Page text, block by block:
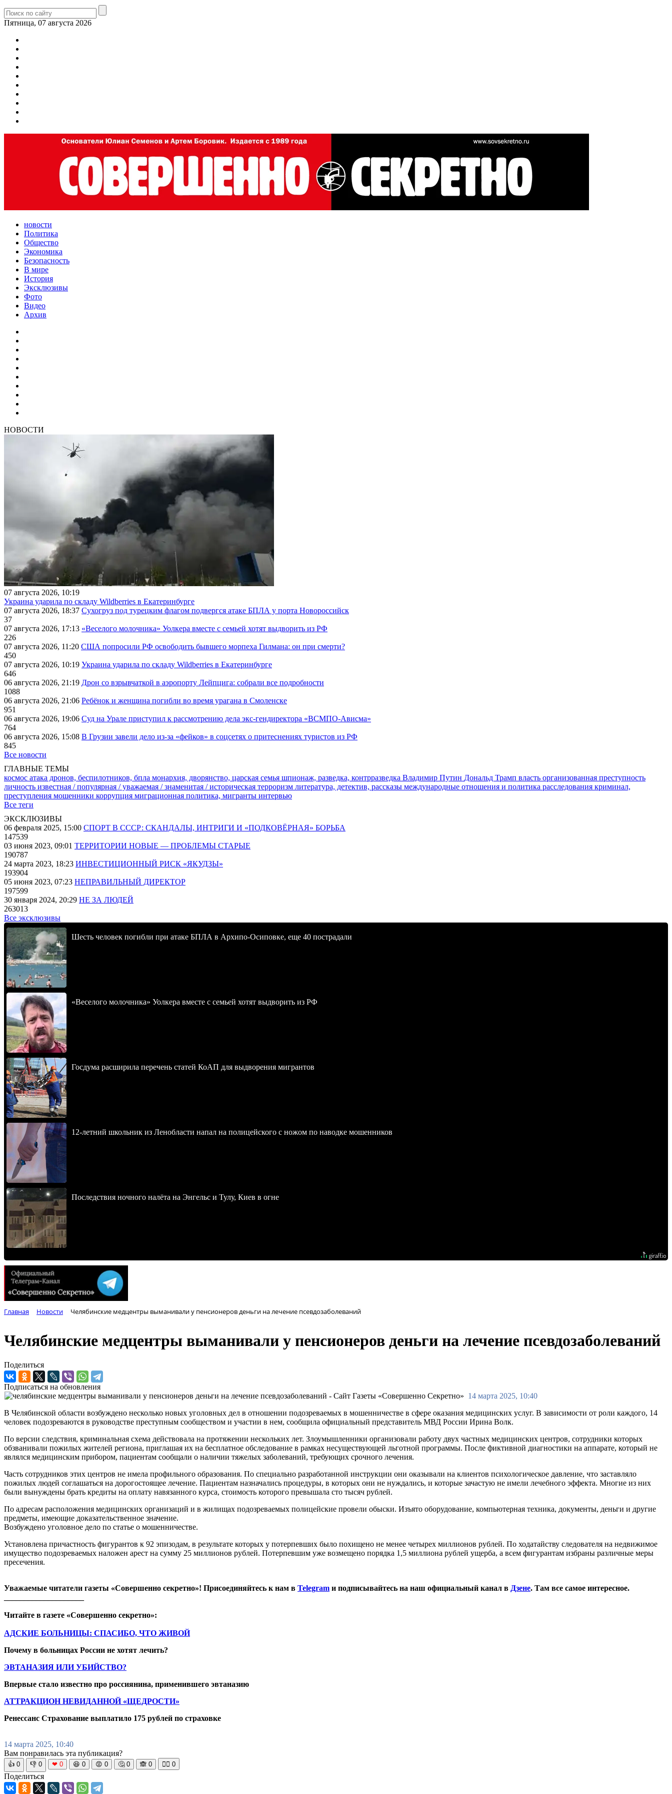
Пятница, 07 августа 2026
новости
Политика
Общество
Экономика
Безопасность
В мире
История
Эксклюзивы
Фото
Видео
Архив
НОВОСТИ
07 августа 2026, 10:19
Украина ударила по складу Wildberries в Екатеринбурге
07 августа 2026, 18:37 Сухогруз под турецким флагом подвергся атаке БПЛА у порта Новороссийск
37
07 августа 2026, 17:13 «Веселого молочника» Уолкера вместе с семьей хотят выдворить из РФ
226
07 августа 2026, 11:20 США попросили РФ освободить бывшего морпеха Гилмана: он при смерти?
450
07 августа 2026, 10:19 Украина ударила по складу Wildberries в Екатеринбурге
646
06 августа 2026, 21:19 Дрон со взрывчаткой в аэропорту Лейпцига: собрали все подробности
1088
06 августа 2026, 21:06 Ребёнок и женщина погибли во время урагана в Смоленске
951
06 августа 2026, 19:06 Суд на Урале приступил к рассмотрению дела экс-гендиректора «ВСМПО-Ависма»
764
06 августа 2026, 15:08 В Грузии завели дело из-за «фейков» в соцсетях о притеснениях туристов из РФ
845
Все новости
ГЛАВНЫЕ ТЕМЫ
космос атака дронов, беспилотников, бпла монархия, дворянство, царская семья шпионаж, разведка, контрразведка Владимир Путин Дональд Трамп власть организованная преступность
личность известная / популярная / уважаемая / знаменитая / историческая терроризм литература, детектив, рассказы международные отношения и политика расследования криминал,
преступления мошенники коррупция миграционная политика, мигранты интервью
Все теги
ЭКСКЛЮЗИВЫ
06 февраля 2025, 15:00 СПОРТ В СССР: СКАНДАЛЫ, ИНТРИГИ И «ПОДКОВЁРНАЯ» БОРЬБА
147539
03 июня 2023, 09:01 ТЕРРИТОРИИ НОВЫЕ — ПРОБЛЕМЫ СТАРЫЕ
190787
24 марта 2023, 18:23 ИНВЕСТИЦИОННЫЙ РИСК «ЯКУДЗЫ»
193904
05 июня 2023, 07:23 НЕПРАВИЛЬНЫЙ ДИРЕКТОР
197599
30 января 2024, 20:29 НЕ ЗА ЛЮДЕЙ
263013
Все эксклюзивы
Шесть человек погибли при атаке БПЛА в Архипо-Осиповке, еще 40 пострадали
«Веселого молочника» Уолкера вместе с семьей хотят выдворить из РФ
Госдума расширила перечень статей КоАП для выдворения мигрантов
12-летний школьник из Ленобласти напал на полицейского с ножом по наводке мошенников
Последствия ночного налёта на Энгельс и Тулу, Киев в огне
Главная Новости Челябинские медцентры выманивали у пенсионеров деньги на лечение псевдозаболеваний
Челябинские медцентры выманивали у пенсионеров деньги на лечение псевдозаболеваний
Поделиться
Подписаться на обновления
14 марта 2025, 10:40
В Челябинской области возбуждено несколько новых уголовных дел в отношении подозреваемых в мошенничестве в сфере оказания медицинских услуг. В зависимости от роли каждого, 14
человек подозреваются в руководстве преступным сообществом и участии в нем, сообщила официальный представитель МВД России Ирина Волк.
По версии следствия, криминальная схема действовала на протяжении нескольких лет. Злоумышленники организовали работу двух частных медицинских центров, сотрудники которых
обзванивали пожилых жителей региона, приглашая их на бесплатное обследование в рамках несуществующей льготной программы. После фиктивной диагностики на аппарате, который не
являлся медицинским прибором, пациентам сообщали о наличии тяжелых заболеваний, требующих срочного лечения.
Часть сотрудников этих центров не имела профильного образования. По специально разработанной инструкции они оказывали на клиентов психологическое давление, что заставляло
пожилых людей соглашаться на дорогостоящее лечение. Пациентам назначались процедуры, в которых они не нуждались, и которые зачастую не имели лечебного эффекта. Многие из них
были вынуждены брать кредиты на оплату навязанного курса, стоимость которого превышала сто тысяч рублей.
По адресам расположения медицинских организаций и в жилищах подозреваемых полицейские провели обыски. Изъято оборудование, компьютерная техника, документы, деньги и другие
предметы, имеющие доказательственное значение.
Возбуждено уголовное дело по статье о мошенничестве.
Установлена причастность фигурантов к 92 эпизодам, в результате которых у потерпевших было похищено не менее четырех миллионов рублей. По ходатайству следователя на недвижимое
имущество подозреваемых наложен арест на сумму 25 миллионов рублей. Потерпевшим уже возмещено порядка 1,5 миллиона рублей ущерба, а всем фигурантам избраны различные меры
пресечения.
Уважаемые читатели газеты «Совершенно секретно»! Присоединяйтесь к нам в Telegram и подписывайтесь на наш официальный канал в Дзене. Там все самое интересное.
Читайте в газете «Совершенно секретно»:
АДСКИЕ БОЛЬНИЦЫ: СПАСИБО, ЧТО ЖИВОЙ
Почему в больницах России не хотят лечить?
ЭВТАНАЗИЯ ИЛИ УБИЙСТВО?
Впервые стало известно про россиянина, применившего эвтаназию
АТТРАКЦИОН НЕВИДАННОЙ «ЩЕДРОСТИ»
Ренессанс Страхование выплатило 175 рублей по страховке
14 марта 2025, 10:40
Вам понравилась эта публикация?
👍 0 👎 0 ❤ 0 😆 0 😡 0 🤔 0 🙈 0 🧘‍♀️ 0
Поделиться